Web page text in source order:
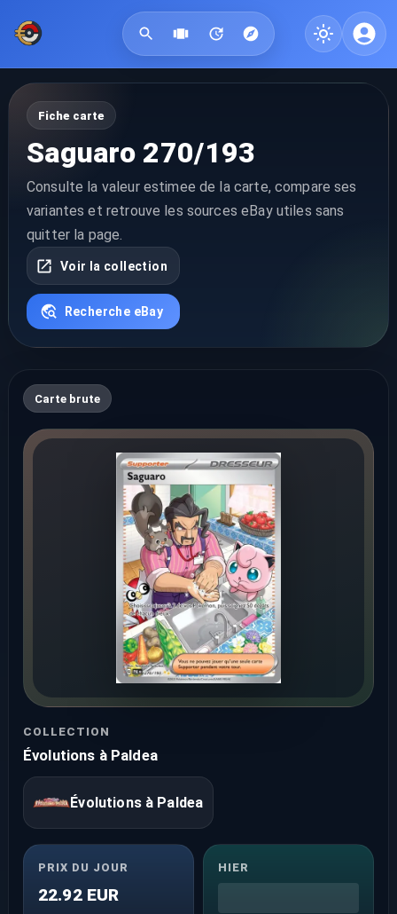
Fiche carte
Saguaro 270/193
Consulte la valeur estimee de la carte, compare ses
variantes et retrouve les sources eBay utiles sans
quitter la page.
Voir la collection
Recherche eBay
Carte brute
COLLECTION
Évolutions à Paldea
Évolutions à Paldea
PRIX DU JOUR
22.92 EUR
HIER